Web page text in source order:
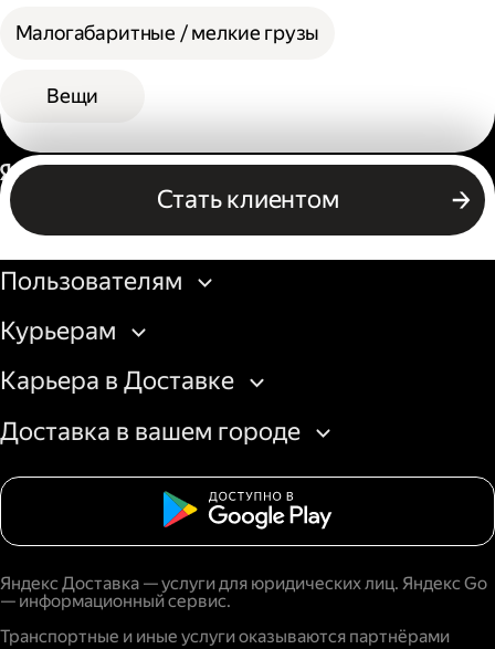
Малогабаритные / мелкие грузы
Вещи
Стать клиентом
Россия
Бизнесу
Пользователям
Курьерам
Карьера в Доставке
Доставка в вашем городе
Яндекс Доставка — услуги для юридических лиц. Яндекс Go
— информационный сервис.
Транспортные и иные услуги оказываются партнёрами